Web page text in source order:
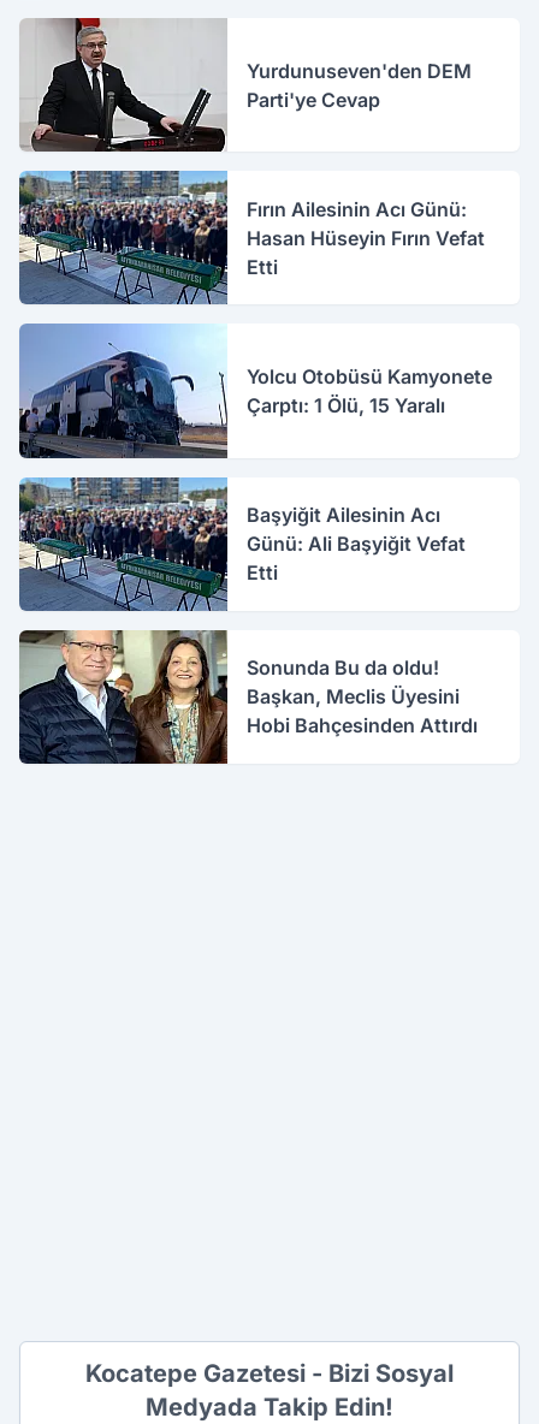
Yurdunuseven'den DEM
Parti'ye Cevap
Fırın Ailesinin Acı Günü:
Hasan Hüseyin Fırın Vefat
Etti
Yolcu Otobüsü Kamyonete
Çarptı: 1 Ölü, 15 Yaralı
Başyiğit Ailesinin Acı
Günü: Ali Başyiğit Vefat
Etti
Sonunda Bu da oldu!
Başkan, Meclis Üyesini
Hobi Bahçesinden Attırdı
Kocatepe Gazetesi - Bizi Sosyal
Medyada Takip Edin!